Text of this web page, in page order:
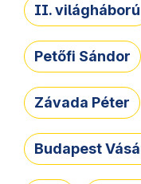
II. világháború
Petőfi Sándor
Závada Péter
Budapest